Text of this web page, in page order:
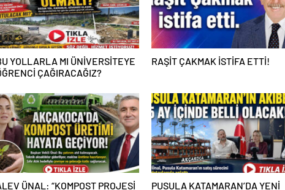
YOLLARLA MI ÜNİVERSİTEYE
ÇAĞIRACAĞIZ?
RAŞİT ÇAKMAK İSTİFA ETTİ!
ÜNAL: “KOMPOST PROJESİ PUSULA KATAMARAN’DA YENİ